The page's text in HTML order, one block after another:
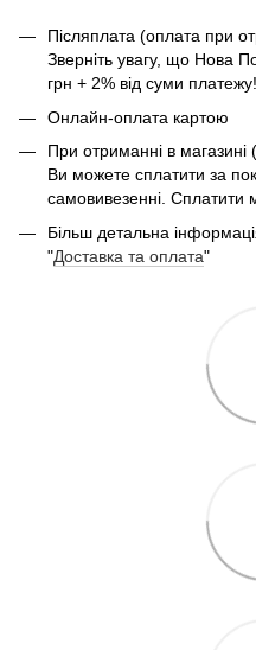
Післяплата (оплата при
Зверніть увагу, що Нова
грн + 2% від суми платежу!
Онлайн-оплата картою
При отриманні в магазині
Ви можете сплатити за
самовивезенні. Сплатити
Більш детальна
"Доставка та оплата"